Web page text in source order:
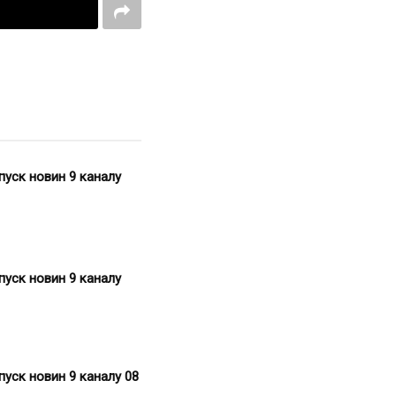
новин 9 каналу
новин 9 каналу
новин 9 каналу 08